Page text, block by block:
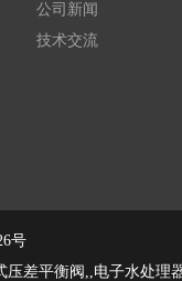
公司新闻
技术交流
号
差平衡阀,,电子水处理